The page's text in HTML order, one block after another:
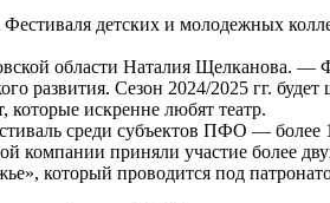
детских и молодежных
области Наталия Щелканова. —
развития. Сезон 2024/2025 гг. будет
которые искренне любят театр.
среди субъектов ПФО — более
компании приняли участие более
который проводится под